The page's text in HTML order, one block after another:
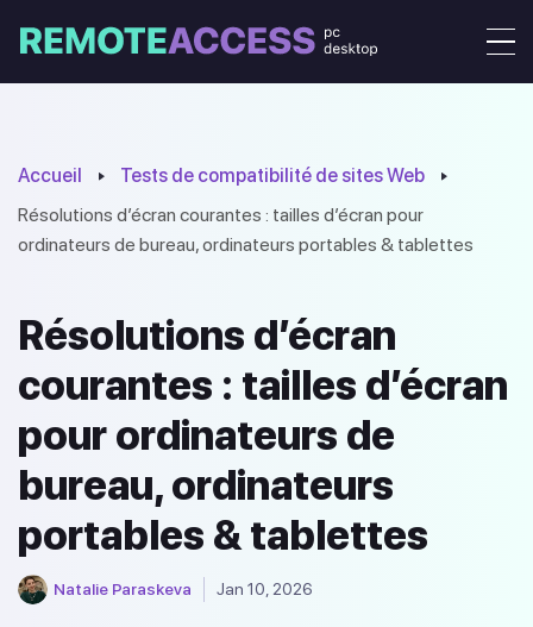
Accueil
Tests de compatibilité de sites Web
Résolutions d’écran courantes : tailles d’écran pour
ordinateurs de bureau, ordinateurs portables & tablettes
Résolutions d’écran
courantes : tailles d’écran
pour ordinateurs de
bureau, ordinateurs
portables & tablettes
Natalie Paraskeva Jan 10, 2026